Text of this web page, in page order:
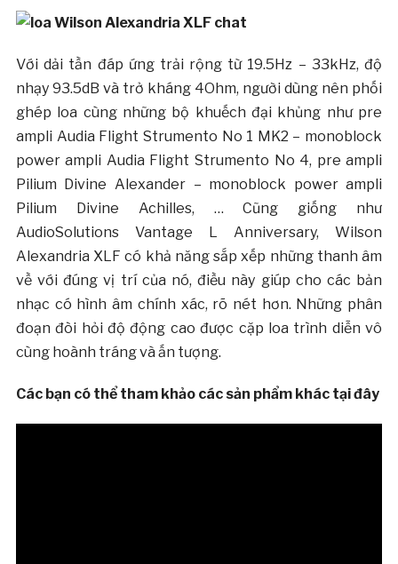
Với dải tần đáp ứng trải rộng từ 19.5Hz – 33kHz, độ
nhạy 93.5dB và trở kháng 4Ohm, người dùng nên phối
ghép loa cùng những bộ khuếch đại khủng như pre
ampli Audia Flight Strumento No 1 MK2 – monoblock
power ampli Audia Flight Strumento No 4, pre ampli
Pilium Divine Alexander – monoblock power ampli
Pilium Divine Achilles, … Cũng giống như
AudioSolutions Vantage L Anniversary, Wilson
Alexandria XLF có khả năng sắp xếp những thanh âm
về với đúng vị trí của nó, điều này giúp cho các bản
nhạc có hình âm chính xác, rõ nét hơn. Những phân
đoạn đòi hỏi độ động cao được cặp loa trình diễn vô
cùng hoành tráng và ấn tượng.
Các bạn có thể tham khảo các sản phẩm khác tại đây